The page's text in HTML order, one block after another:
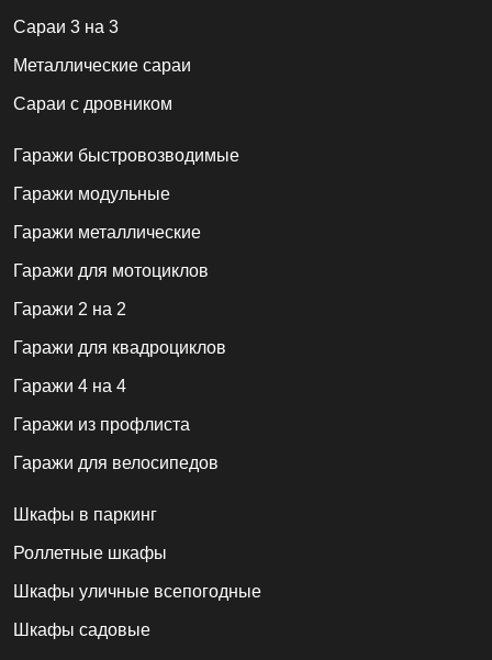
Сараи 3 на 3
Металлические сараи
Сараи с дровником
Гаражи быстровозводимые
Гаражи модульные
Гаражи металлические
Гаражи для мотоциклов
Гаражи 2 на 2
Гаражи для квадроциклов
Гаражи 4 на 4
Гаражи из профлиста
Гаражи для велосипедов
Шкафы в паркинг
Роллетные шкафы
Шкафы уличные всепогодные
Шкафы садовые